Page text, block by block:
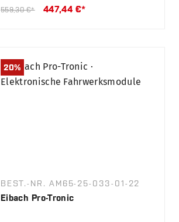
559,30 €* 447,44 €*
20%
BEST.-NR. AM65-25-033-01-22
Eibach Pro-Tronic